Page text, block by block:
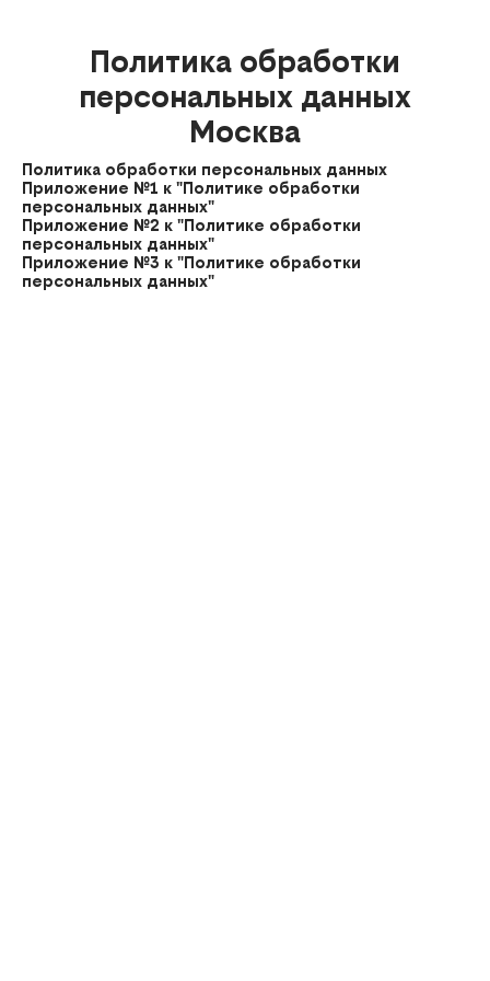
Политика обработки
персональных данных
Москва
Политика обработки персональных данных
Приложение №1 к "Политике обработки
персональных данных"
Приложение №2 к "Политике обработки
персональных данных"
Приложение №3 к "Политике обработки
персональных данных"